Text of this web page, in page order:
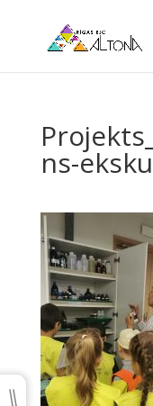
ns-